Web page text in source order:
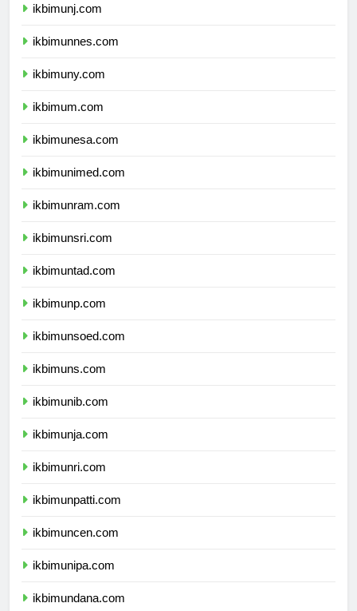
ikbimunj.com
ikbimunnes.com
ikbimuny.com
ikbimum.com
ikbimunesa.com
ikbimunimed.com
ikbimunram.com
ikbimunsri.com
ikbimuntad.com
ikbimunp.com
ikbimunsoed.com
ikbimuns.com
ikbimunib.com
ikbimunja.com
ikbimunri.com
ikbimunpatti.com
ikbimuncen.com
ikbimunipa.com
ikbimundana.com